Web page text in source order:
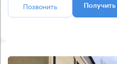
Позвонить